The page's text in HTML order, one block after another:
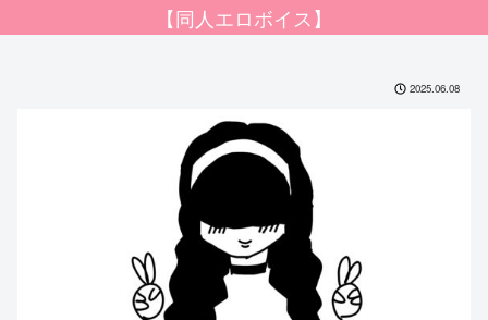
【同人エロボイス】
2025.06.08